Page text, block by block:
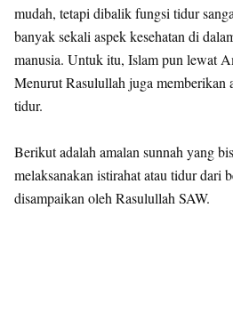
mudah, tetapi dibalik fungsi tidur
banyak sekali aspek kesehatan di
manusia. Untuk itu, Islam pun lewat
Menurut Rasulullah juga memberikan
tidur.
Berikut adalah amalan sunnah yang
melaksanakan istirahat atau tidur dari
disampaikan oleh Rasulullah SAW.